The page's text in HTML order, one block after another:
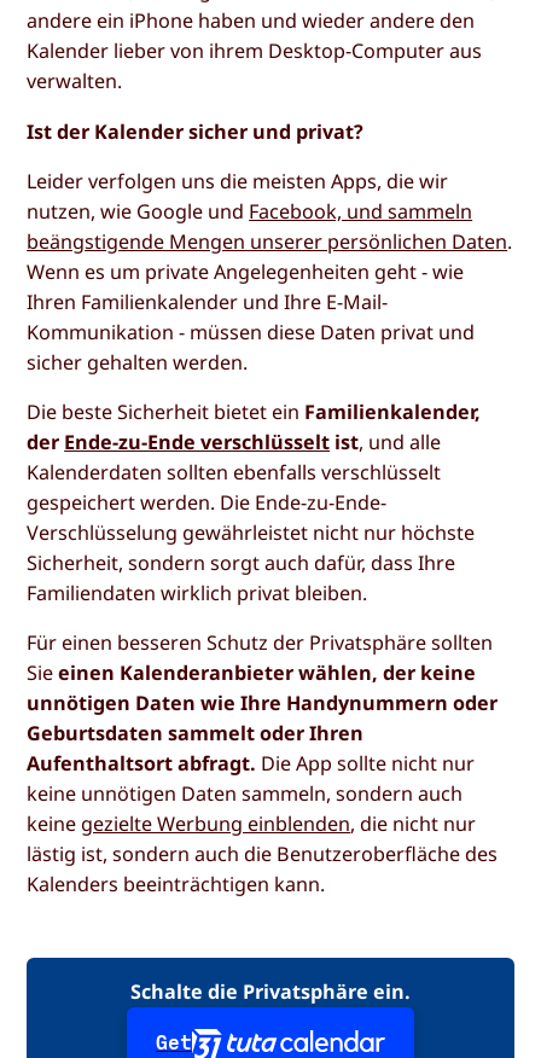
andere ein iPhone haben und wieder andere den
Kalender lieber von ihrem Desktop-Computer aus
verwalten.
Ist der Kalender sicher und privat?
Leider verfolgen uns die meisten Apps, die wir
nutzen, wie Google und Facebook, und sammeln
beängstigende Mengen unserer persönlichen Daten.
Wenn es um private Angelegenheiten geht - wie
Ihren Familienkalender und Ihre E-Mail-
Kommunikation - müssen diese Daten privat und
sicher gehalten werden.
Die beste Sicherheit bietet ein Familienkalender,
der Ende-zu-Ende verschlüsselt ist, und alle
Kalenderdaten sollten ebenfalls verschlüsselt
gespeichert werden. Die Ende-zu-Ende-
Verschlüsselung gewährleistet nicht nur höchste
Sicherheit, sondern sorgt auch dafür, dass Ihre
Familiendaten wirklich privat bleiben.
Für einen besseren Schutz der Privatsphäre sollten
Sieeinen Kalenderanbieter wählen, der keine
unnötigen Daten wie Ihre Handynummern oder
Geburtsdaten sammelt oder Ihren
Aufenthaltsort abfragt. Die App sollte nicht nur
keine unnötigen Daten sammeln, sondern auch
keine gezielte Werbung einblenden, die nicht nur
lästig ist, sondern auch die Benutzeroberfläche des
Kalenders beeinträchtigen kann.
Schalte die Privatsphäre ein.
Get